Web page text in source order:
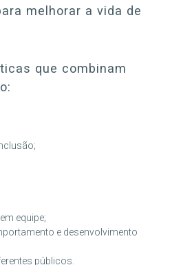
melhorar a vida de
que combinam
equipe;
e desenvolvimento
públicos.